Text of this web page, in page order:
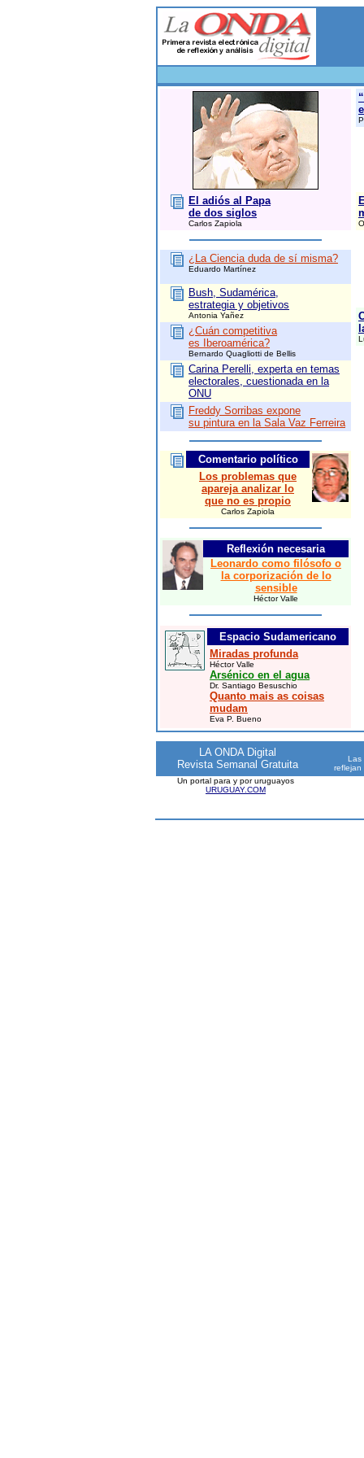
El adiós al Papa
de dos siglos
Carlos Zapiola
¿La Ciencia duda de sí misma?
Eduardo Martínez
Bush, Sudamérica,
estrategia y objetivos
Antonia Yañez
¿Cuán competitiva
es Iberoamérica?
Bernardo Quagliotti de Bellis
Carina Perelli, experta en temas
electorales, cuestionada en la
ONU
Freddy Sorribas expone
su pintura en la Sala Vaz Ferreira
Comentario político
Los problemas que
apareja analizar lo
que no es propio
Carlos Zapiola
Reflexión necesaria
Leonardo como filósofo o
la corporización de lo
sensible
Héctor Valle
Espacio Sudamericano
Miradas profunda
Héctor Valle
Arsénico en el agua
Dr. Santiago Besuschio
Quanto mais as coisas
mudam
Eva P. Bueno
LA ONDA Digital
Revista Semanal Gratuita
Las
Un portal para y por uruguayos
URUGUAY.COM